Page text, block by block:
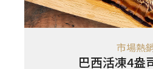
市場熱
巴西活凍4盎